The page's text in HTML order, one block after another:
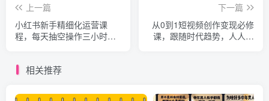
上一篇
小红书新手精细化运营课
程，每天抽空操作三小时，
下一篇
从0到1短视频创作变现必修
课，跟随时代趋势，人人需
相关推荐